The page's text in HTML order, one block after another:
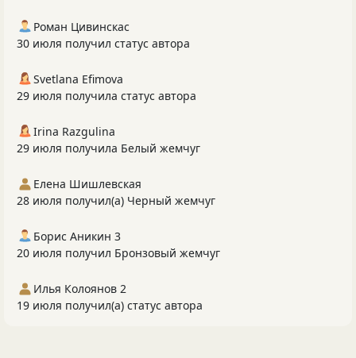
Роман Цивинскас
30 июля получил статус автора
Svetlana Efimova
29 июля получила статус автора
Irina Razgulina
29 июля получила Белый жемчуг
Елена Шишлевская
28 июля получил(а) Черный жемчуг
Борис Аникин 3
20 июля получил Бронзовый жемчуг
Илья Колоянов 2
19 июля получил(а) статус автора